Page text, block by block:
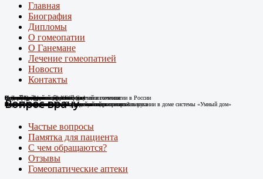
Главная
Биография
Дипломы
О гомеопатии
О Ганемане
Лечение гомеопатией
Новости
Контакты
Случай Вай-фай
Человек-антенна. Случай излечения.
Я не могу дышать без телефона!
Случай из практики
Новые препараты цифровой эры
Появились случаи плохого самочувствия при использовании в доме системы «Умный дом»
Лечение цифровой зависимости
про игровую зависимость у детей и подростков
К Дню гомеопатии: факты о развитии гомеопатии в России
Остеоартроз.
Случай из практики.
Соли Шюсслера
Какими гомеопатическими средствами что лечить?
Склероатрофический лихен. Случай излечения
Лечение Крауроза вульвы гомеопатией
Случай диабета
Лечение гомеопатией
Новый штамм ковида ХЕС.
Внимание: пришел новый вирусный штамм коронавируса
Вопрос врачу
Частые вопросы
Памятка для пациента
С чем обращаются?
Отзывы
Гомеопатические аптеки